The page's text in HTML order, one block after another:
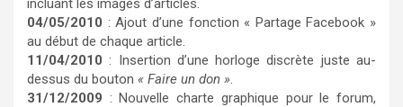
incluant les images d’articles.
04/05/2010 : Ajout d’une fonction « Partage Facebook »
au début de chaque article.
11/04/2010 : Insertion d’une horloge discrète juste au-
dessus du bouton « Faire un don ».
31/12/2009 : Nouvelle charte graphique pour le forum,